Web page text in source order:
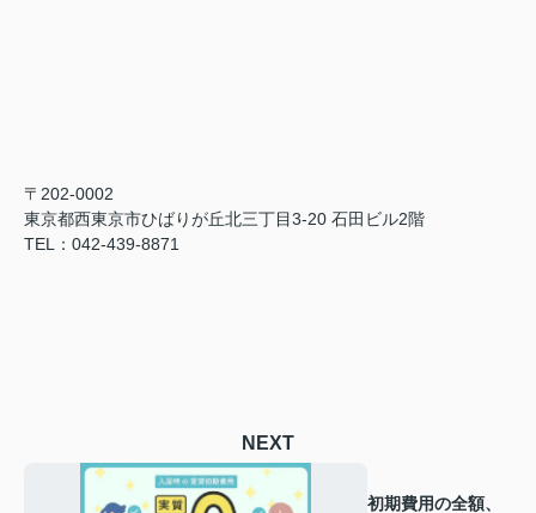
〒202-0002
東京都西東京市ひばりが丘北三丁目3-20 石田ビル2階
TEL：042-439-8871
NEXT
初期費用の全額、